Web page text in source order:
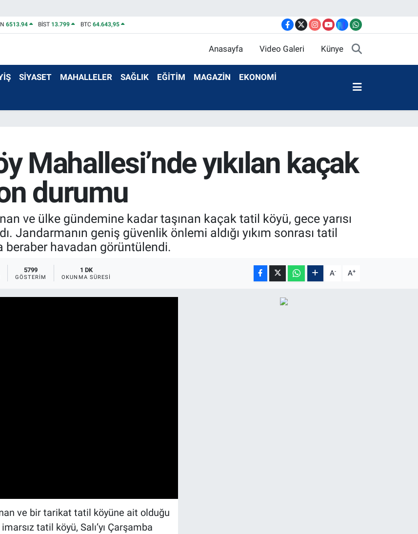
6513.94 BİST 13.799 BTC 64.643,95
Anasayfa Video Galeri Künye
SİYASET MAHALLELER SAĞLIK EĞİTİM MAGAZİN EKONOMİ
Mahallesi’nde yıkılan kaçak
durumu
ve ülke gündemine kadar taşınan kaçak tatil köyü, gece yarısı
Jandarmanın geniş güvenlik önlemi aldığı yıkım sonrası tatil
beraber havadan görüntülendi.
5799
GÖSTERIM
1 DK
OKUNMA SÜRESI A- A+
ve bir tarikat tatil köyüne ait olduğu
tatil köyü, Salı’yı Çarşamba